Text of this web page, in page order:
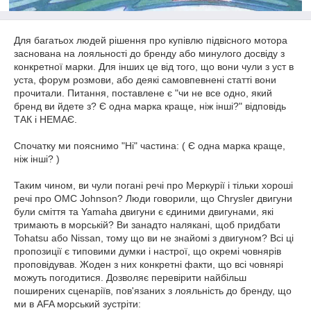
Для багатьох людей рішення про купівлю підвісного мотора
заснована на лояльності до бренду або минулого досвіду з
конкретної марки. Для інших це від того, що вони чули з уст в
уста, форум розмови, або деякі самовпевнені статті вони
прочитали. Питання, поставлене є "чи не все одно, який
бренд ви йдете з? Є одна марка краще, ніж інші?" відповідь
ТАК і НЕМАЄ.
Спочатку ми пояснимо "Ні" частина: ( Є одна марка краще,
ніж інші? )
Таким чином, ви чули погані речі про Меркурії і тільки хороші
речі про OMC Johnson? Люди говорили, що Chrysler двигуни
були сміття та Yamaha двигуни є єдиними двигунами, які
тримають в морській? Ви занадто налякані, щоб придбати
Tohatsu або Nissan, тому що ви не знайомі з двигуном? Всі ці
пропозиції є типовими думки і настрої, що окремі човнярів
проповідував. Жоден з них конкретні факти, що всі човнярі
можуть погодитися. Дозволяє перевірити найбільш
поширених сценаріїв, пов'язаних з лояльність до бренду, що
ми в AFA морський зустріти: